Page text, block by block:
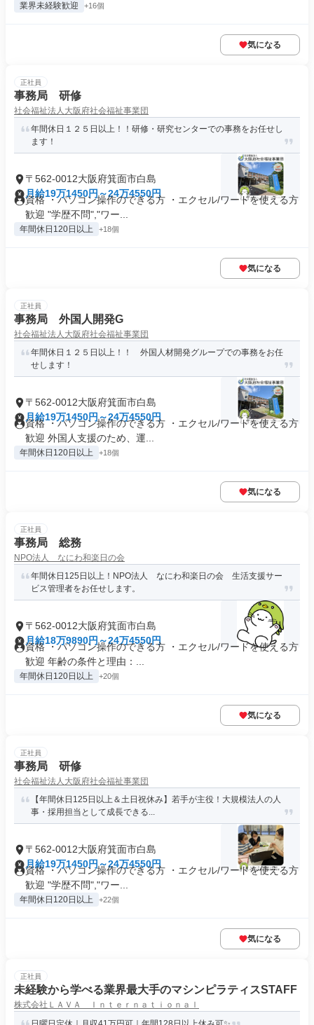
業界未経験歓迎 +16個
気になる
正社員
事務局 研修
社会福祉法人大阪府社会福祉事業団
年間休日１２５日以上！！研修・研究センターでの事務をお任せし
ます！
〒562-0012大阪府箕面市白島
月給19万1450円～24万4550円
資格 ・パソコン操作のできる方 ・エクセル/ワードを使える方
歓迎 "学歴不問","ワー...
年間休日120日以上 +18個
気になる
正社員
事務局 外国人開発G
社会福祉法人大阪府社会福祉事業団
年間休日１２５日以上！！ 外国人材開発グループでの事務をお任
せします！
〒562-0012大阪府箕面市白島
月給19万1450円～24万4550円
資格 ・パソコン操作のできる方 ・エクセル/ワードを使える方
歓迎 外国人支援のため、運...
年間休日120日以上 +18個
気になる
正社員
事務局 総務
NPO法人 なにわ和楽日の会
年間休日125日以上！NPO法人 なにわ和楽日の会 生活支援サー
ビス管理者をお任せします。
〒562-0012大阪府箕面市白島
月給18万9890円～24万4550円
資格 ・パソコン操作のできる方 ・エクセル/ワードを使える方
歓迎 年齢の条件と理由：...
年間休日120日以上 +20個
気になる
正社員
事務局 研修
社会福祉法人大阪府社会福祉事業団
【年間休日125日以上＆土日祝休み】若手が主役！大規模法人の人
事・採用担当として成長できる...
〒562-0012大阪府箕面市白島
月給19万1450円～24万4550円
資格 ・パソコン操作のできる方 ・エクセル/ワードを使える方
歓迎 "学歴不問","ワー...
年間休日120日以上 +22個
気になる
正社員
未経験から学べる業界最大手のマシンピラティスSTAFF
株式会社ＬＡＶＡ Ｉｎｔｅｒｎａｔｉｏｎａｌ